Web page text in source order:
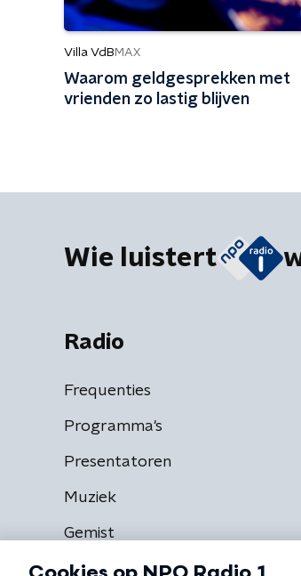
Villa VdB MAX
Waarom geldgesprekken met
vrienden zo lastig blijven
Wie luistert
Radio
Frequenties
Programma's
Presentatoren
Muziek
Gemist